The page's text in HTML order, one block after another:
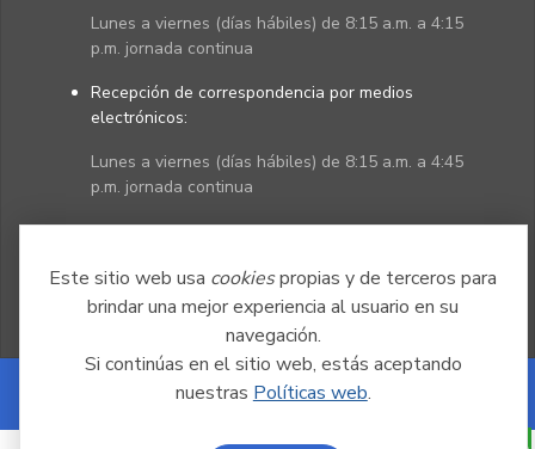
Este sitio web usa cookiespropias y de terceros para
brindar una mejor experiencia al usuario en su
navegación.
Si continúas en el sitio web, estás aceptando
nuestras Políticas web.
Lunes a viernes (días hábiles) de 8:15 a.m. a 4:15
p.m. jornada continua
Recepción de correspondencia por medios
electrónicos:
Lunes a viernes (días hábiles) de 8:15 a.m. a 4:45
p.m. jornada continua
Powered by Nexura